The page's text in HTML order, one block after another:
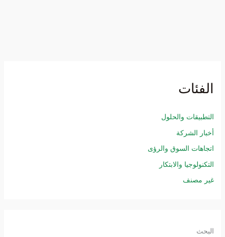
الفئات
التطبيقات والحلول
أخبار الشركة
اتجاهات السوق والرؤى
التكنولوجيا والابتكار
غير مصنف
البحث